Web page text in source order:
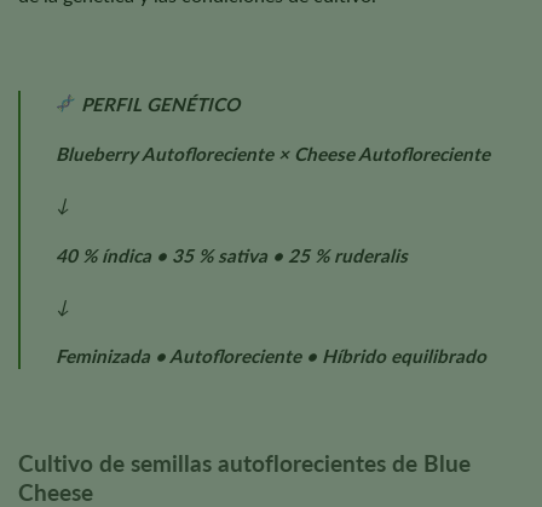
PERFIL GENÉTICO
Blueberry Autofloreciente × Cheese Autofloreciente
↓
40 % índica • 35 % sativa • 25 % ruderalis
↓
Feminizada • Autofloreciente • Híbrido equilibrado
Cultivo de semillas autoflorecientes de Blue
Cheese